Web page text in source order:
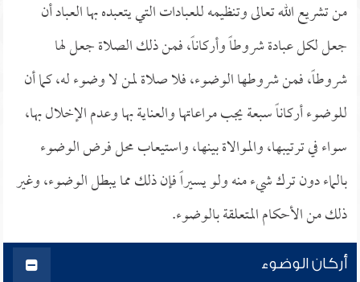
من تشريع الله تعالى وتنظيمه للعبادات التي يتعبده بها العباد أن
جعل لكل عبادة شروطاً وأركاناً، فمن ذلك الصلاة جعل لها
شروطاً، فمن شروطها الوضوء، فلا صلاة لمن لا وضوء له، كما أن
للوضوء أركاناً سبعة يجب مراعاتها والعناية بها وعدم الإخلال بها،
سواء في ترتيبها، والموالاة بينها، واستيعاب محل فرض الوضوء
بالماء دون ترك شيء منه ولو يسيراً فإن ذلك مما يبطل الوضوء، وغير
ذلك من الأحكام المتعلقة بالوضوء.
أركان الوضوء